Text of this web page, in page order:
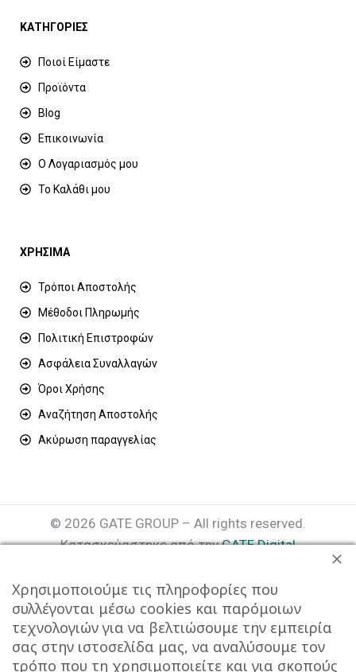
ΚΑΤΗΓΟΡΙΕΣ
Ποιοί Είμαστε
Προϊόντα
Blog
Επικοινωνία
Ο Λογαριασμός μου
Το Καλάθι μου
ΧΡΗΣΙΜΑ
Τρόποι Αποστολής
Μέθοδοι Πληρωμής
Πολιτική Επιστροφών
Ασφάλεια Συναλλαγών
Όροι Χρήσης
Αναζήτηση Αποστολής
Ακύρωση παραγγελίας
© 2026 GATE GROUP – All rights reserved.
Κατασκεύαστηκε από τηνGATE Digital
Αριθμός Γ.Ε.ΜΗ. : 077935642000
Χρησιμοποιούμε τις πληροφορίες που
συλλέγονται μέσω cookies και παρόμοιων
τεχνολογιών για να βελτιώσουμε την εμπειρία
σας στην ιστοσελίδα μας, να αναλύσουμε τον
τρόπο που τη χρησιμοποιείτε και για σκοπούς